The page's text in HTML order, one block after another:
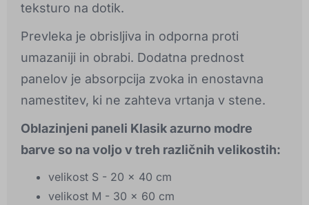
teksturo na dotik.
Prevleka je obrisljiva in odporna proti
umazaniji in obrabi. Dodatna prednost
panelov je absorpcija zvoka in enostavna
namestitev, ki ne zahteva vrtanja v stene.
Oblazinjeni paneli Klasik azurno modre
barve so na voljo v treh različnih velikostih:
velikost S - 20 x 40 cm
velikost M - 30 x 60 cm